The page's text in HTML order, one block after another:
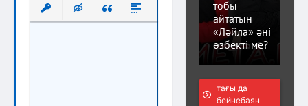
Вставить защищенную ссылку
Вставка скрытого текста
Вставка цитаты
Вставка спойлера
тобы
айтатын
«Ләйла» әні
өзбекті ме?
тағы да
бейнебаян